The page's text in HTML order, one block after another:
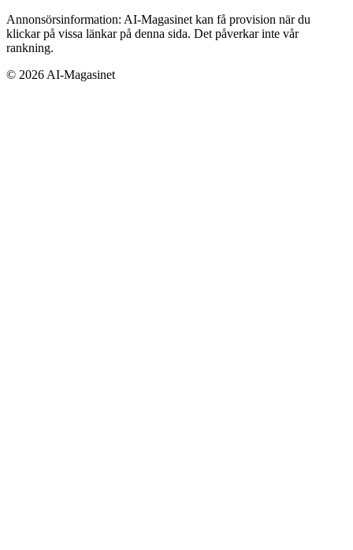
Annonsörsinformation: AI-Magasinet kan få provision när du
klickar på vissa länkar på denna sida. Det påverkar inte vår
rankning.
© 2026 AI-Magasinet